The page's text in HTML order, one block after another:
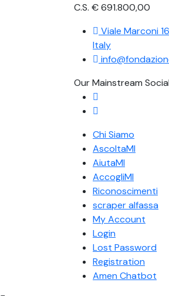
C.S. € 691.800,00
Viale Marconi
Italy
Our Mainstream
Chi Siamo
AscoltaMI
AiutaMI
AccogliMI
Riconoscimenti
scraper alfassa
My Account
Login
Lost Password
Registration
Amen Chatbot